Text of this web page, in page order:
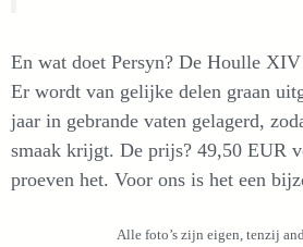
En wat doet Persyn? De Houlle
Er wordt van gelijke delen graan
jaar in gebrande vaten gelagerd,
smaak krijgt. De prijs? 49,50 EUR
proeven het. Voor ons is het een
Alle foto’s zijn eigen, tenzij